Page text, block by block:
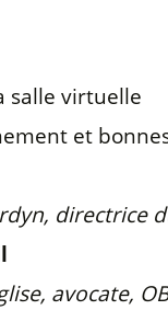
virtuelle
et bonnes
du